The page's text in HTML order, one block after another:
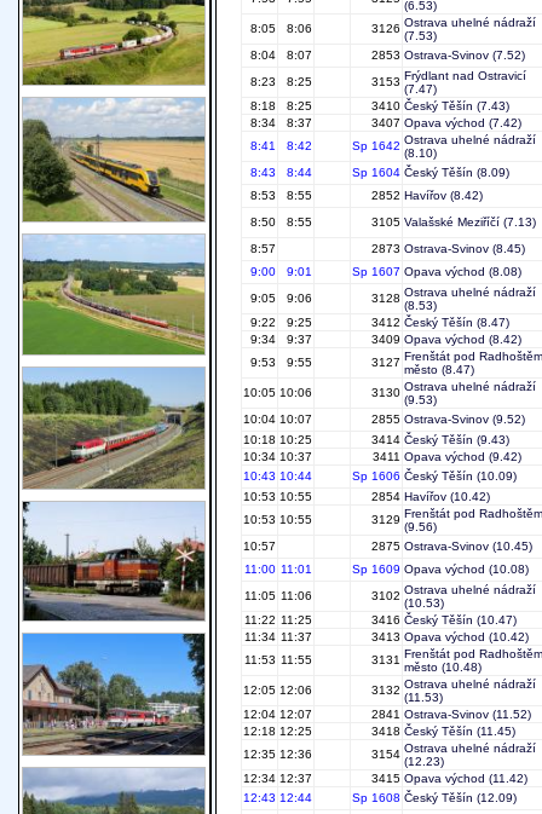
(6.53)
8:05
8:06 3126 Ostrava uhelné nádraží
(7.53)
8:04
8:07 2853 Ostrava-Svinov (7.52)
8:23
8:25 3153 Frýdlant nad Ostravicí
(7.47)
8:18
8:25 3410 Český Těšín (7.43)
8:34
8:37 3407 Opava východ (7.42)
8:41
8:42 Sp 1642 Ostrava uhelné nádraží
(8.10)
8:43
8:44 Sp 1604 Český Těšín (8.09)
8:53
8:55 2852 Havířov (8.42)
8:50
8:55 3105 Valašské Meziříčí (7.13)
8:57
2873 Ostrava-Svinov (8.45)
9:00
9:01 Sp 1607 Opava východ (8.08)
9:05
9:06 3128 Ostrava uhelné nádraží
(8.53)
9:22
9:25 3412 Český Těšín (8.47)
9:34
9:37 3409 Opava východ (8.42)
9:53
9:55 3127 Frenštát pod Radhoštěm
město (8.47)
10:05 10:06 3130 Ostrava uhelné nádraží
(9.53)
10:04 10:07 2855 Ostrava-Svinov (9.52)
10:18 10:25 3414 Český Těšín (9.43)
10:34 10:37 3411 Opava východ (9.42)
10:43 10:44 Sp 1606 Český Těšín (10.09)
10:53 10:55 2854 Havířov (10.42)
10:53 10:55 3129 Frenštát pod Radhoštěm
(9.56)
10:57
2875 Ostrava-Svinov (10.45)
11:00 11:01 Sp 1609 Opava východ (10.08)
11:05 11:06 3102 Ostrava uhelné nádraží
(10.53)
11:22 11:25 3416 Český Těšín (10.47)
11:34 11:37 3413 Opava východ (10.42)
11:53 11:55 3131 Frenštát pod Radhoštěm
město (10.48)
12:05 12:06 3132 Ostrava uhelné nádraží
(11.53)
12:04 12:07 2841 Ostrava-Svinov (11.52)
12:18 12:25 3418 Český Těšín (11.45)
12:35 12:36 3154 Ostrava uhelné nádraží
(12.23)
12:34 12:37 3415 Opava východ (11.42)
12:43 12:44 Sp 1608 Český Těšín (12.09)